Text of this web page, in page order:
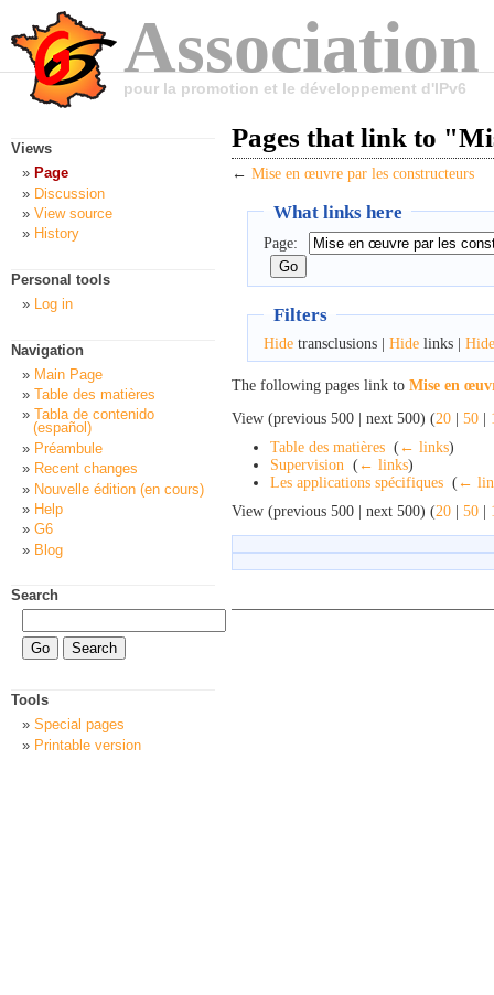
pour la promotion et le développement d'IPv6
Pages that link to
← Mise en œuvre par les constructeurs
What links here
Page:
Filters
Hidetransclusions | Hidelinks | Hide
The following pages link to Mise en
View (previous 500 | next 500) (20 | 50 |
Table des matières ( ← links)
Supervision ( ← links)
Les applications spécifiques ( ←
View (previous 500 | next 500) (20 | 50 |
Views
Page
Discussion
View source
History
Personal tools
Log in
Navigation
Main Page
Table des matières
Tabla de contenido
(español)
Préambule
Recent changes
Nouvelle édition (en cours)
Help
G6
Blog
Search
Tools
Special pages
Printable version